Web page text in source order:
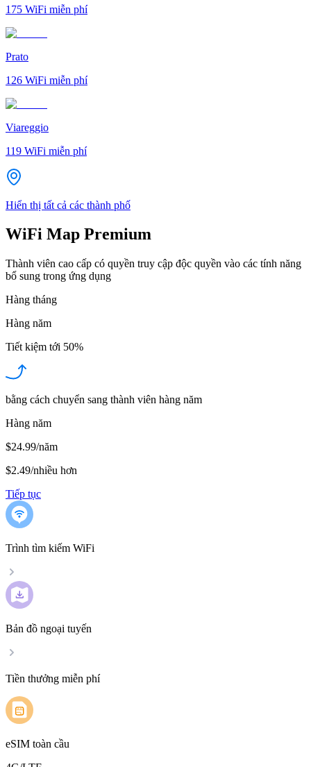
175 WiFi miễn phí
Prato
126 WiFi miễn phí
Viareggio
119 WiFi miễn phí
Hiển thị tất cả các thành phố
WiFi Map Premium
Thành viên cao cấp có quyền truy cập độc quyền vào các tính năng
bổ sung trong ứng dụng
Hàng tháng
Hàng năm
Tiết kiệm tới 50%
bằng cách chuyển sang thành viên hàng năm
Hàng năm
$24.99/năm
$2.49/nhiều hơn
Tiếp tục
Trình tìm kiếm WiFi
Bản đồ ngoại tuyến
Tiền thưởng miễn phí
eSIM toàn cầu